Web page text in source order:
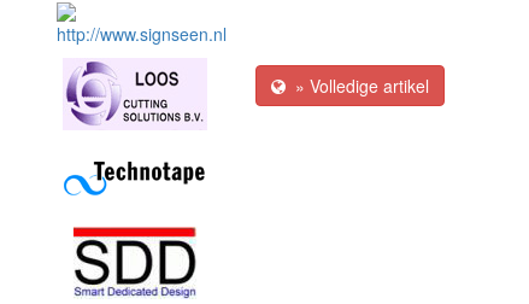
» Volledige artikel